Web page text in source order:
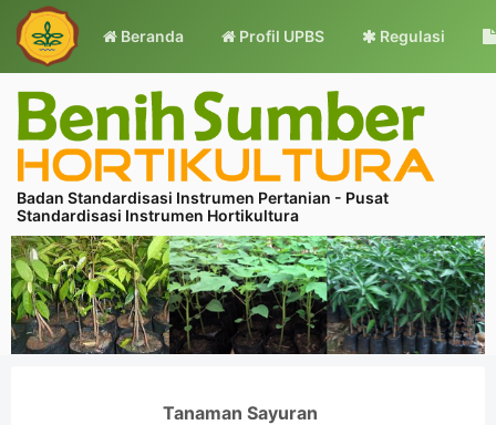
Beranda Profil UPBS Regulasi
Badan Standardisasi Instrumen Pertanian - Pusat
Standardisasi Instrumen Hortikultura
Tanaman Sayuran